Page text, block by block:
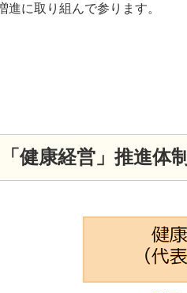
進に取り組んで参ります。
「健康経営」推進体制